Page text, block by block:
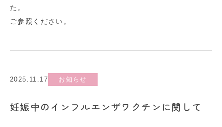
た。
ご参照ください。
2025.11.17 お知らせ
妊娠中のインフルエンザワクチンに関して